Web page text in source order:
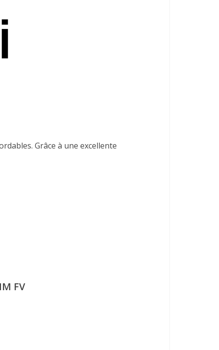
Grâce à une excellente
FV